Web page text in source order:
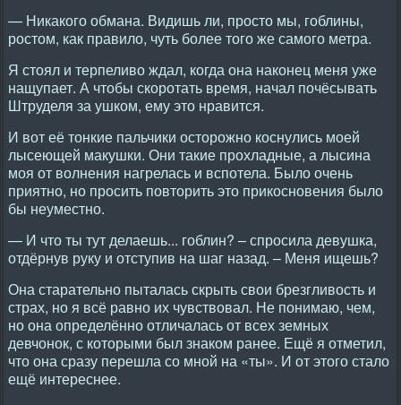
— Никакого обмана. Видишь ли, просто мы, гоблины,
ростом, как правило, чуть более того же самого метра.
Я стоял и терпеливо ждал, когда она наконец меня уже
нащупает. А чтобы скоротать время, начал почёсывать
Штруделя за ушком, ему это нравится.
И вот её тонкие пальчики осторожно коснулись моей
лысеющей макушки. Они такие прохладные, а лысина
моя от волнения нагрелась и вспотела. Было очень
приятно, но просить повторить это прикосновения было
бы неуместно.
— И что ты тут делаешь... гоблин? – спросила девушка,
отдёрнув руку и отступив на шаг назад. – Меня ищешь?
Она старательно пыталась скрыть свои брезгливость и
страх, но я всё равно их чувствовал. Не понимаю, чем,
но она определённо отличалась от всех земных
девчонок, с которыми был знаком ранее. Ещё я отметил,
что она сразу перешла со мной на «ты». И от этого стало
ещё интереснее.